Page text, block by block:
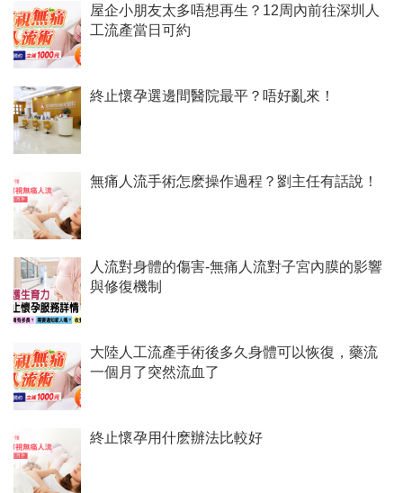
屋企小朋友太多唔想再生？12周內前往深圳人
工流產當日可約
終止懷孕選邊間醫院最平？唔好亂來！
無痛人流手術怎麽操作過程？劉主任有話說！
人流對身體的傷害-無痛人流對子宮內膜的影響
與修復機制
大陸人工流產手術後多久身體可以恢復，藥流
一個月了突然流血了
終止懷孕用什麽辦法比較好